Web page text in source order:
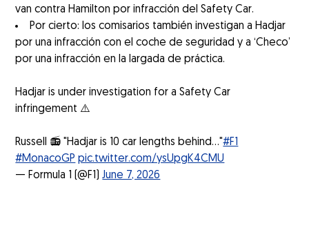
van contra Hamilton por infracción del Safety Car.
Por cierto: los comisarios también investigan a Hadjar
por una infracción con el coche de seguridad y a ‘Checo’
por una infracción en la largada de práctica.
Hadjar is under investigation for a Safety Car
infringement ⚠️
Russell 📻 "Hadjar is 10 car lengths behind..."#F1
#MonacoGP pic.twitter.com/ysUpgK4CMU
— Formula 1 (@F1)June 7, 2026